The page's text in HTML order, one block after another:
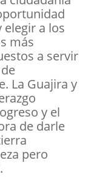
a los
más
a servir
La Guajira y
y el
de darle
pero